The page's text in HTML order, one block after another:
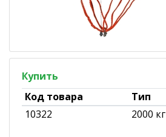
Купить
Код товара
Тип
10322
2000 кг